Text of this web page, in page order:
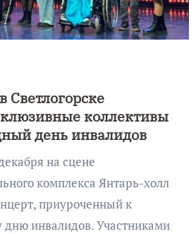
Светлогорске
коллективы
день инвалидов
комплекса Янтарь-холл
приуроченный к
инвалидов. Участниками